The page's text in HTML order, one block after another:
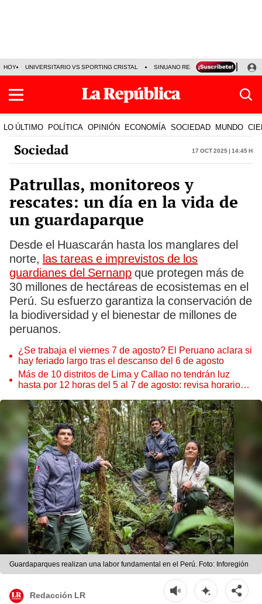
HOY UNIVERSITARIO VS SPORTING CRISTAL SINUANO RESULTADOS HOY
LO ÚLTIMO POLÍTICA OPINIÓN ECONOMÍA SOCIEDAD MUNDO
Sociedad 17 Oct 2025 | 14:45 h
Patrullas, monitoreos y
rescates: un día en la vida de
un guardaparque
Desde el Huascarán hasta los manglares del
norte, las tareas e imprevistos de los
guardianes del Sernanp que protegen más de
30 millones de hectáreas de ecosistemas en el
Perú. Su esfuerzo garantiza la conservación de
la biodiversidad y el bienestar de millones de
peruanos.
¿Se trabaja el viernes 7 de agosto? El Peruano aclara si
hay feriado largo tras el descanso del 6 de agosto
Más de 10 distritos de Lima y Callao no tendrán luz
hasta por 12 horas del 5 al 7 de agosto: revisa horarios y
Guardaparques realizan una labor fundamental en el Perú. Foto: Inforegión
Redacción LR